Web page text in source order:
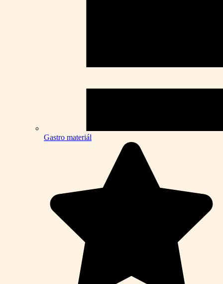
Gastro materiál